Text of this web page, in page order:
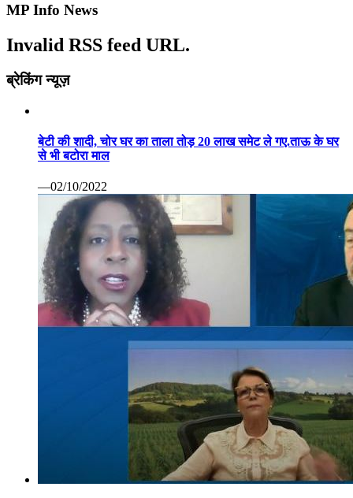
MP Info News
Invalid RSS feed URL.
ब्रेकिंग न्यूज़
बेटी की शादी, चोर घर का ताला तोड़ 20 लाख समेट ले गए.ताऊ के घर
से भी बटोरा माल
—02/10/2022